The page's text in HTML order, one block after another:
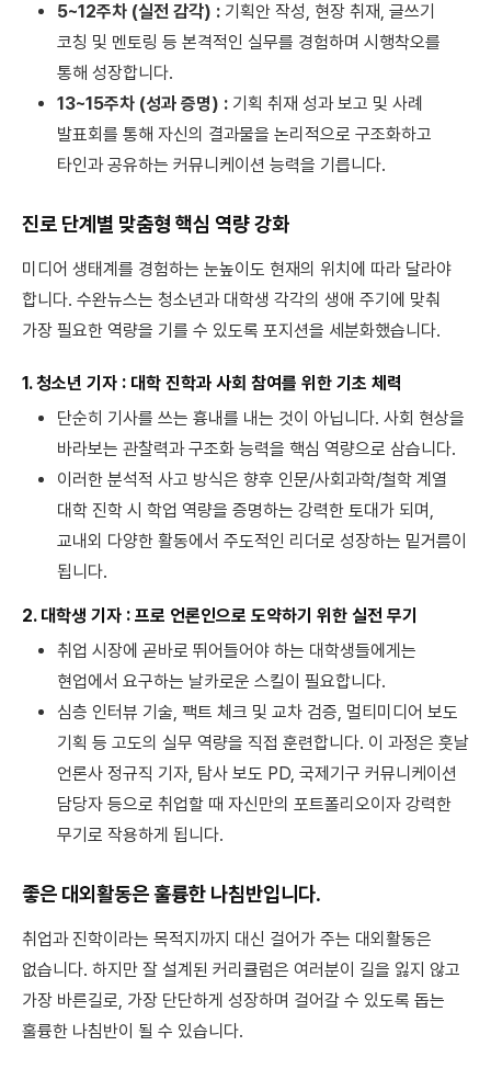
5~12주차 (실전 감각) : 기획안 작성, 현장 취재, 글쓰기
코칭 및 멘토링 등 본격적인 실무를 경험하며 시행착오를
통해 성장합니다.
13~15주차 (성과 증명) : 기획 취재 성과 보고 및 사례
발표회를 통해 자신의 결과물을 논리적으로 구조화하고
타인과 공유하는 커뮤니케이션 능력을 기릅니다.
진로 단계별 맞춤형 핵심 역량 강화
미디어 생태계를 경험하는 눈높이도 현재의 위치에 따라 달라야
합니다. 수완뉴스는 청소년과 대학생 각각의 생애 주기에 맞춰
가장 필요한 역량을 기를 수 있도록 포지션을 세분화했습니다.
1. 청소년 기자 : 대학 진학과 사회 참여를 위한 기초 체력
단순히 기사를 쓰는 흉내를 내는 것이 아닙니다. 사회 현상을
바라보는 관찰력과 구조화 능력을 핵심 역량으로 삼습니다.
이러한 분석적 사고 방식은 향후 인문/사회과학/철학 계열
대학 진학 시 학업 역량을 증명하는 강력한 토대가 되며,
교내외 다양한 활동에서 주도적인 리더로 성장하는 밑거름이
됩니다.
2. 대학생 기자 : 프로 언론인으로 도약하기 위한 실전 무기
취업 시장에 곧바로 뛰어들어야 하는 대학생들에게는
현업에서 요구하는 날카로운 스킬이 필요합니다.
심층 인터뷰 기술, 팩트 체크 및 교차 검증, 멀티미디어 보도
기획 등 고도의 실무 역량을 직접 훈련합니다. 이 과정은 훗날
언론사 정규직 기자, 탐사 보도 PD, 국제기구 커뮤니케이션
담당자 등으로 취업할 때 자신만의 포트폴리오이자 강력한
무기로 작용하게 됩니다.
좋은 대외활동은 훌륭한 나침반입니다.
취업과 진학이라는 목적지까지 대신 걸어가 주는 대외활동은
없습니다. 하지만 잘 설계된 커리큘럼은 여러분이 길을 잃지 않고
가장 바른길로, 가장 단단하게 성장하며 걸어갈 수 있도록 돕는
훌륭한 나침반이 될 수 있습니다.